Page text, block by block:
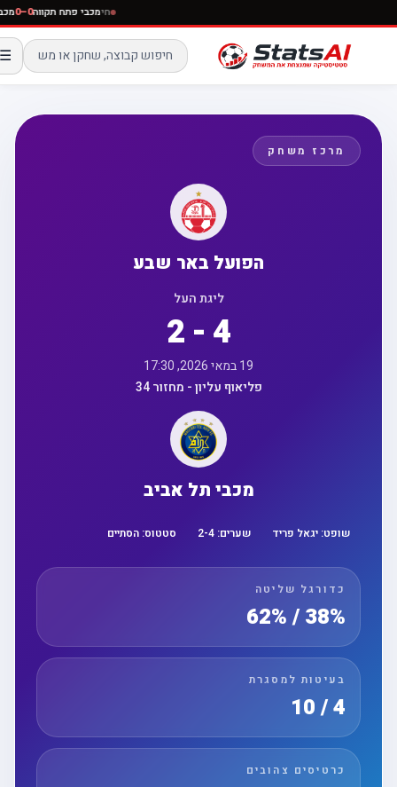
חימכבי פתח תקווה0–0
☰
מרכז משחק
הפועל באר שבע
ליגת העל
2 - 4
19 במאי 2026, 17:30
פליאוף עליון - מחזור 34
מכבי תל אביב
שופט:יגאל פריד שערים: 2 -4 סטטוס:הסתיים
כדורגל שליטה
38% / 62%
בעיטות למסגרת
כרטיסים צהובים